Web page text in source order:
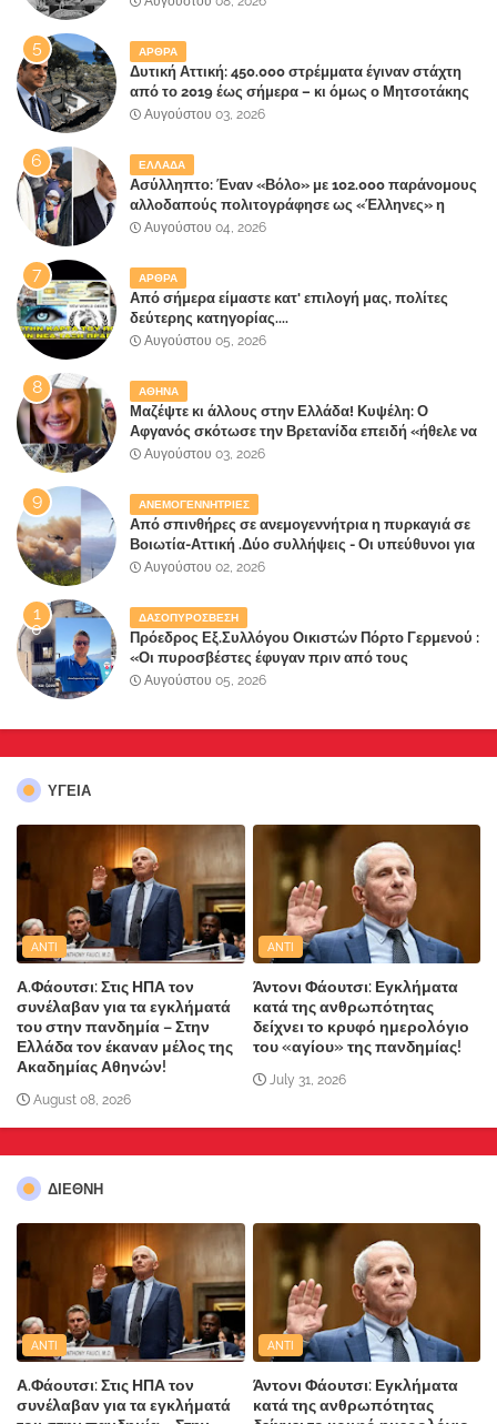
ΑΡΘΡΑ
Δυτική Αττική: 450.000 στρέμματα έγιναν στάχτη
από το 2019 έως σήμερα – κι όμως ο Μητσοτάκης
έλαβε 40% και 45% στις εκλογές του 2023,ενώ 50%
Αυγούστου 03, 2026
ΕΛΛΑΔΑ
Ασύλληπτο: Έναν «Βόλο» με 102.000 παράνομους
αλλοδαπούς πολιτογράφησε ως «Έλληνες» η
κυβέρνηση!
Αυγούστου 04, 2026
ΑΡΘΡΑ
Από σήμερα είμαστε κατ' επιλογή μας, πολίτες
δεύτερης κατηγορίας....
Αυγούστου 05, 2026
ΑΘΗΝΑ
Μαζέψτε κι άλλους στην Ελλάδα! Κυψέλη: Ο
Αφγανός σκότωσε την Βρετανίδα επειδή «ήθελε να
κάνει τη σύντροφό του χριστιανή»
Αυγούστου 03, 2026
ΑΝΕΜΟΓΕΝΝΗΤΡΙΕΣ
Από σπινθήρες σε ανεμογεννήτρια η πυρκαγιά σε
Βοιωτία-Αττική .Δύο συλλήψεις - Οι υπεύθυνοι για
την λάθος διαχείριση της κατάσβεσης θα
Αυγούστου 02, 2026
ΔΑΣΟΠΥΡΟΣΒΕΣΗ
Πρόεδρος Εξ.Συλλόγου Οικιστών Πόρτο Γερμενού :
«Οι πυροσβέστες έφυγαν πριν από τους
κατοίκους»
Αυγούστου 05, 2026
ΥΓΕΙΑ
ANTI
Α.Φάουτσι: Στις ΗΠΑ τον
συνέλαβαν για τα εγκλήματά
του στην πανδημία – Στην
Ελλάδα τον έκαναν μέλος της
Ακαδημίας Αθηνών!
August 08, 2026
ANTI
Άντονι Φάουτσι: Εγκλήματα
κατά της ανθρωπότητας
δείχνει το κρυφό ημερολόγιο
του «αγίου» της πανδημίας!
July 31, 2026
ΔΙΕΘΝΗ
ANTI
Α.Φάουτσι: Στις ΗΠΑ τον
συνέλαβαν για τα εγκλήματά
ANTI
Άντονι Φάουτσι: Εγκλήματα
κατά της ανθρωπότητας